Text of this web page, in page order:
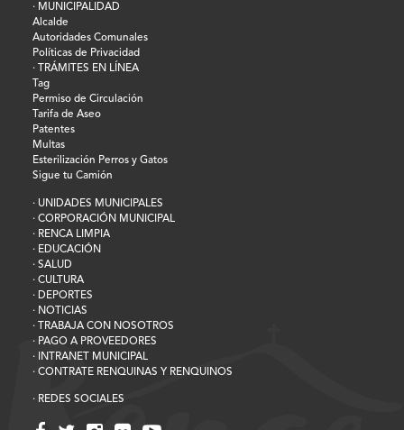
· MUNICIPALIDAD
Alcalde
Autoridades Comunales
Políticas de Privacidad
· TRÁMITES EN LÍNEA
Tag
Permiso de Circulación
Tarifa de Aseo
Patentes
Multas
Esterilización Perros y Gatos
Sigue tu Camión
· UNIDADES MUNICIPALES
· CORPORACIÓN MUNICIPAL
· RENCA LIMPIA
· EDUCACIÓN
· SALUD
· CULTURA
· DEPORTES
· NOTICIAS
· TRABAJA CON NOSOTROS
· PAGO A PROVEEDORES
· INTRANET MUNICIPAL
· CONTRATE RENQUINAS Y RENQUINOS
· REDES SOCIALES